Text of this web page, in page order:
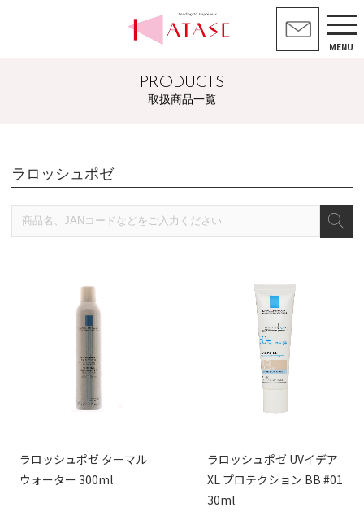
MENU
PRODUCTS
取扱商品一覧
ラロッシュポゼ
ラロッシュポゼ ターマル
ウォーター 300ml
ラロッシュポゼ UVイデア
XL プロテクション BB #01
30ml